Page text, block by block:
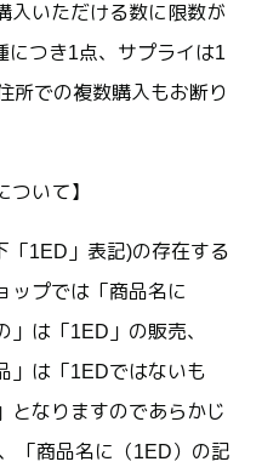
入いただける数に限数が
につき1点、サプライは1
所での複数購入もお断り
ついて】
「1ED」表記)の存在する
ップでは「商品名に
」は「1ED」の販売、
」は「1EDではないも
となりますのであらかじ
「商品名に（1ED）の記